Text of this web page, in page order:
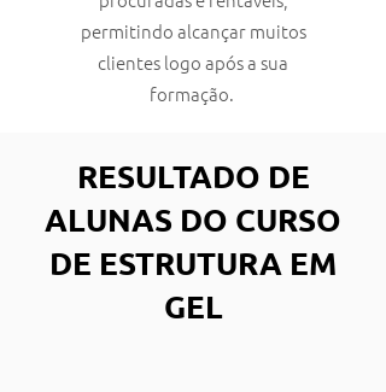
permitindo alcançar muitos
clientes logo após a sua
formação.
RESULTADO DE
ALUNAS DO CURSO
DE ESTRUTURA EM
GEL